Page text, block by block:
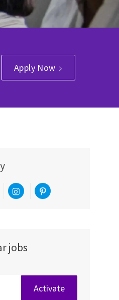
Apply Now
via email
Share via Instagram
Share via pinterest
jobs
Activate